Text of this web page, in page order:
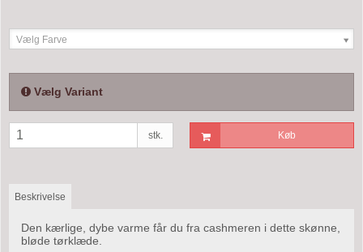
Vælg Farve
Vælg Variant
stk. Køb
Beskrivelse
Den kærlige, dybe varme får du fra cashmeren i dette skønne,
bløde tørklæde.